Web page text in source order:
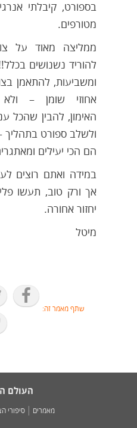
בספורט, קיבלתי
מטורפים.
ממליצה מאוד על
להוריד נשנושים
ומשביעות, להתאמן
אחוזי שומן –
האימון, להבין שהכל
ולשלב ספורט בתהליך
הם הכי יעילים
במידה ואתם רוצים
אך ורק טוב, תעשו
יחזור אחורה.
מיטל
שתף מאמר זה:
העולם
מאמרים סיפורי